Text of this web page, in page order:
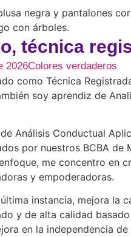
técnica
2026Colores verdaderos
como Técnica
soy aprendiz de
Análisis Conductual
por nuestros BCBA de
me concentro en
y empoderadoras.
instancia, mejora la
y de alta calidad
en la independencia